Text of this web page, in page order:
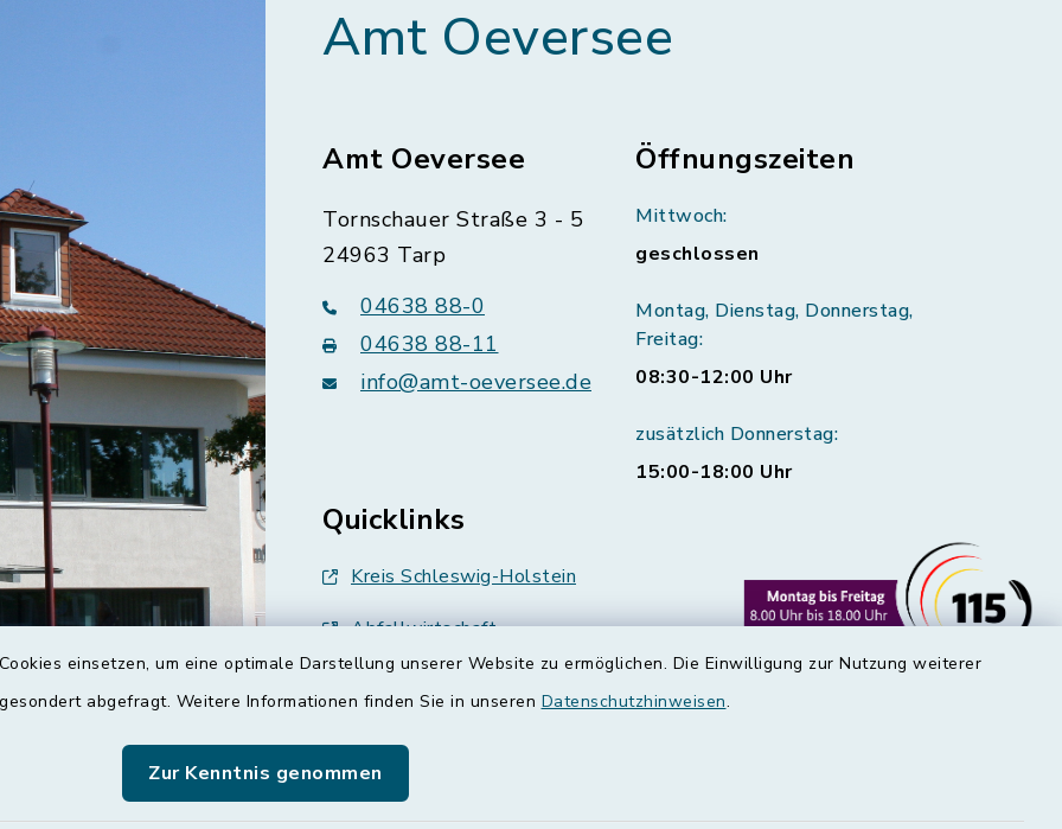
einsetzen, um eine optimale Darstellung unserer Website zu ermöglichen. Die Einwilligung zur Nutzung weiterer
abgefragt. Weitere Informationen finden Sie in unseren Datenschutzhinweisen.
Zur Kenntnis genommen
Amt Oeversee
Amt Oeversee
Tornschauer Straße 3 - 5
24963 Tarp
04638 88-0
04638 88-11
info@amt-oeversee.de
Öffnungszeiten
Mittwoch:
geschlossen
Montag, Dienstag, Donnerstag,
Freitag:
08:30-12:00 Uhr
zusätzlich Donnerstag:
15:00-18:00 Uhr
Quicklinks
Kreis Schleswig-Holstein
Abfallwirtschaft
Grünes Binnenland
Schulverband Sieverstedt